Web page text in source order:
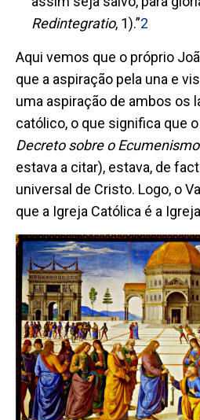
Redintegratio, 1).”2
Aqui vemos que o próprio
que a aspiração pela una e
uma aspiração de ambos os
católico, o que significa que
Decreto sobre o Ecumenismo
estava a citar), estava, de
universal de Cristo. Logo, o
que a Igreja Católica é a